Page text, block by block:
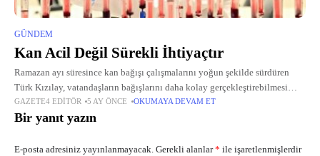
GÜNDEM
Kan Acil Değil Sürekli İhtiyaçtır
Ramazan ayı süresince kan bağışı çalışmalarını yoğun şekilde sürdüren
Türk Kızılay, vatandaşların bağışlarını daha kolay gerçekleştirebilmesi
amacıyla iftar sonrasında da hizmet vermeye devam ediyor.
GAZETE4 EDITÖR 5 AY ÖNCE OKUMAYA DEVAM ET
Bir yanıt yazın
E-posta adresiniz yayınlanmayacak. Gerekli alanlar* ile işaretlenmişlerdir